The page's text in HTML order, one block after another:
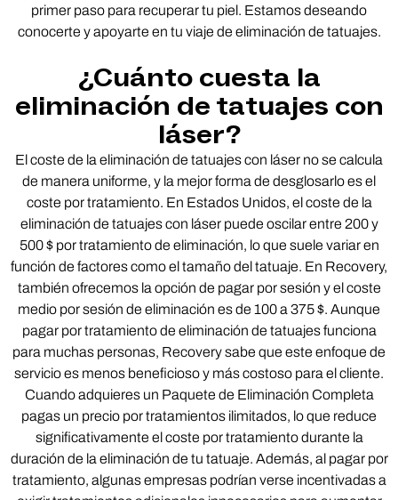
primer paso para recuperar tu piel. Estamos deseando
conocerte y apoyarte en tu viaje de eliminación de tatuajes.
¿Cuánto cuesta la
eliminación de tatuajes con
láser?
El coste de la eliminación de tatuajes con láser no se calcula
de manera uniforme, y la mejor forma de desglosarlo es el
coste por tratamiento. En Estados Unidos, el coste de la
eliminación de tatuajes con láser puede oscilar entre 200 y
500 $ por tratamiento de eliminación, lo que suele variar en
función de factores como el tamaño del tatuaje. En Recovery,
también ofrecemos la opción de pagar por sesión y el coste
medio por sesión de eliminación es de 100 a 375 $. Aunque
pagar por tratamiento de eliminación de tatuajes funciona
para muchas personas, Recovery sabe que este enfoque de
servicio es menos beneficioso y más costoso para el cliente.
Cuando adquieres un Paquete de Eliminación Completa
pagas un precio por tratamientos ilimitados, lo que reduce
significativamente el coste por tratamiento durante la
duración de la eliminación de tu tatuaje. Además, al pagar por
tratamiento, algunas empresas podrían verse incentivadas a